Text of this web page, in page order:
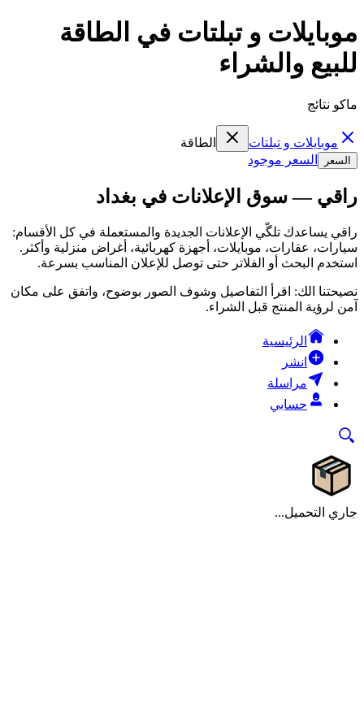
موبايلات و تبلتات في الطاقة
للبيع والشراء
ماكو نتائج
موبايلات و تبلتات الطاقة
السعر السعر موجود
راقي — سوق الإعلانات في بغداد
راقي يساعدك تلگّي الإعلانات الجديدة والمستعملة في كل الأقسام:
سيارات، عقارات، موبايلات، أجهزة كهربائية، أغراض منزلية وأكثر.
استخدم البحث أو الفلاتر حتى توصل للإعلان المناسب بسرعة.
نصيحتنا الك: اقرأ التفاصيل وشوف الصور بوضوح، واتفق على مكان
آمن لرؤية المنتج قبل الشراء.
الرئيسية
انشر
مراسلة
حسابي
جاري التحميل...